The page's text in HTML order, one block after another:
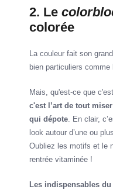
2. Le
colorée
La couleur fait son
bien particuliers
Mais, qu'est-ce que
c'est l’art de tout
qui dépote. En clair,
look autour d’une ou
Oubliez les motifs et le
rentrée vitaminée !
Les indispensables